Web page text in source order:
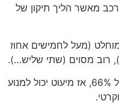
מאשר הליך תיקון של
(מעל לחמישים אחוז
רוב מסוים (שתי שליש…).
רוב מיוחס – ברגע שמבקשים רוב של 66%, אז מיעוט יכול למנוע